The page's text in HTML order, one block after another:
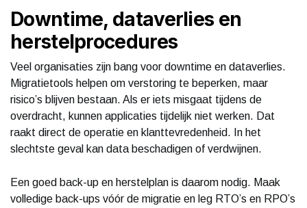
Downtime, dataverlies en
herstelprocedures
Veel organisaties zijn bang voor downtime en dataverlies.
Migratietools helpen om verstoring te beperken, maar
risico’s blijven bestaan. Als er iets misgaat tijdens de
overdracht, kunnen applicaties tijdelijk niet werken. Dat
raakt direct de operatie en klanttevredenheid. In het
slechtste geval kan data beschadigen of verdwijnen.
Een goed back-up en herstelplan is daarom nodig. Maak
volledige back-ups vóór de migratie en leg RTO’s en RPO’s